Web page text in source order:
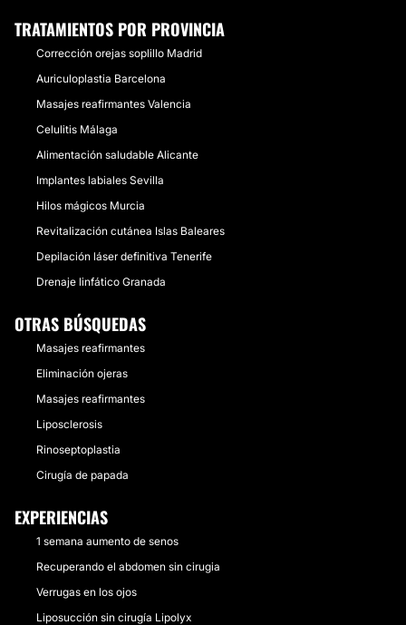
TRATAMIENTOS POR PROVINCIA
Corrección orejas soplillo Madrid
Auriculoplastia Barcelona
Masajes reafirmantes Valencia
Celulitis Málaga
Alimentación saludable Alicante
Implantes labiales Sevilla
Hilos mágicos Murcia
Revitalización cutánea Islas Baleares
Depilación láser definitiva Tenerife
Drenaje linfático Granada
OTRAS BÚSQUEDAS
Masajes reafirmantes
Eliminación ojeras
Masajes reafirmantes
Liposclerosis
Rinoseptoplastia
Cirugía de papada
EXPERIENCIAS
1 semana aumento de senos
Recuperando el abdomen sin cirugia
Verrugas en los ojos
Liposucción sin cirugía Lipolyx